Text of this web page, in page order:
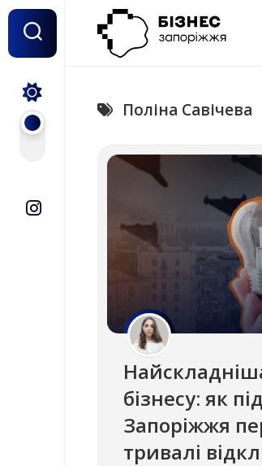
Перейти
вмісту
Поліна Савічева
бізнесу: як
Запоріжжя
тривалі